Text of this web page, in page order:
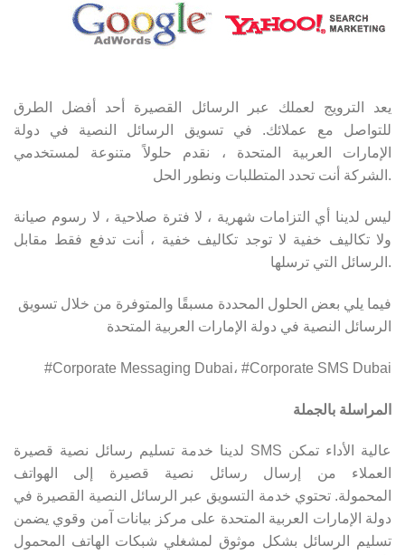
يعد الترويج لعملك عبر الرسائل القصيرة أحد أفضل الطرق
للتواصل مع عملائك. في تسويق الرسائل النصية في دولة
الإمارات العربية المتحدة ، نقدم حلولاً متنوعة لمستخدمي
الشركة أنت تحدد المتطلبات ونطور الحل.
ليس لدينا أي التزامات شهرية ، لا فترة صلاحية ، لا رسوم صيانة
ولا تكاليف خفية لا توجد تكاليف خفية ، أنت تدفع فقط مقابل
الرسائل التي ترسلها.
فيما يلي بعض الحلول المحددة مسبقًا والمتوفرة من خلال تسويق
الرسائل النصية في دولة الإمارات العربية المتحدة
#Corporate Messaging Dubai، #Corporate SMS Dubai
المراسلة بالجملة
لدينا خدمة تسليم رسائل نصية قصيرة SMS عالية الأداء تمكن
العملاء من إرسال رسائل نصية قصيرة إلى الهواتف
المحمولة. تحتوي خدمة التسويق عبر الرسائل النصية القصيرة في
دولة الإمارات العربية المتحدة على مركز بيانات آمن وقوي يضمن
تسليم الرسائل بشكل موثوق لمشغلي شبكات الهاتف المحمول